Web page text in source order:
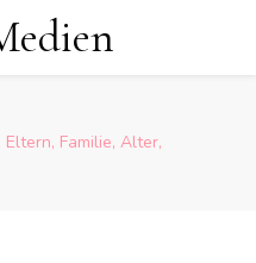
Familie, Alter,